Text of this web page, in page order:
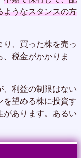
ようなスタンスの方
り、買った株を売っ
税金がかかりま
、利益の制限はない
を望める株に投資す
があります。あるい